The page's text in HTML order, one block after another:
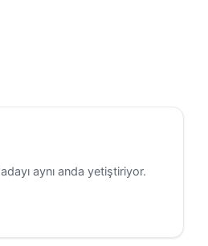
aynı anda yetiştiriyor.